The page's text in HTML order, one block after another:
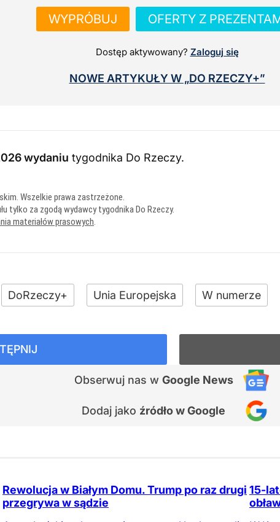
WYPRÓBUJ OFERTY Z
Dostęp aktywowany? Zaloguj się
NOWE ARTYKUŁY W „DO RZECZY+”
wydaniu tygodnika Do Rzeczy.
Wszelkie prawa zastrzeżone.
tylko za zgodą wydawcy tygodnika Do Rzeczy.
materiałów prasowych.
DoRzeczy+ Unia Europejska W numerze
Obserwuj nas w Google News
Dodaj jako źródło w Google
Rewolucja w Białym Domu. Trump po raz drugi
przegrywa w sądzie
15-